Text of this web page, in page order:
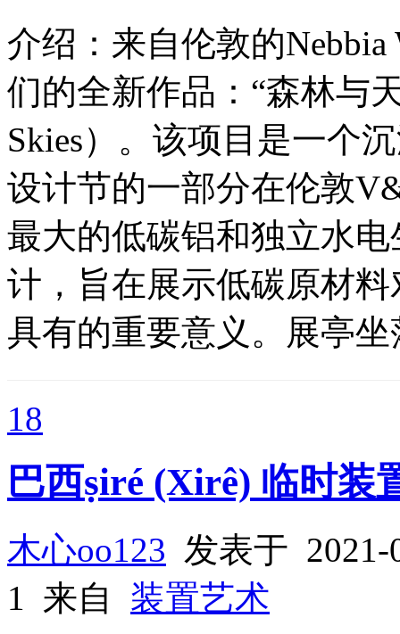
介绍：来自伦敦的
们的全新作品：“森林与
Skies）。该项目是一个
设计节的一部分在伦敦
最大的低碳铝和独立水
计，旨在展示低碳原材
具有的重要意义。展亭
18
巴西ṣiré (Xirê) 临时装
木心oo123 发表于
1 来自 装置艺术